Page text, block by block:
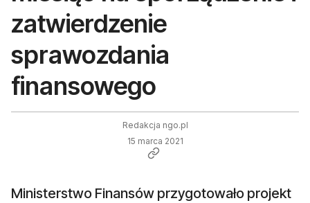
zatwierdzenie
sprawozdania
finansowego
Redakcja ngo.pl
15 marca 2021
Ministerstwo Finansów przygotowało projekt